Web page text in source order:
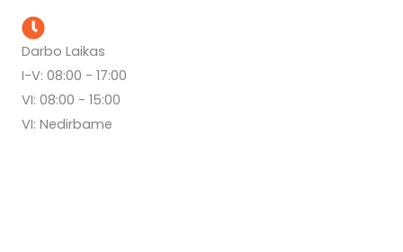
Darbo Laikas
I-V: 08:00 - 17:00
VI: 08:00 - 15:00
VI: Nedirbame